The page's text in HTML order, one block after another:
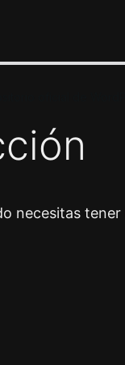
necesitas tener